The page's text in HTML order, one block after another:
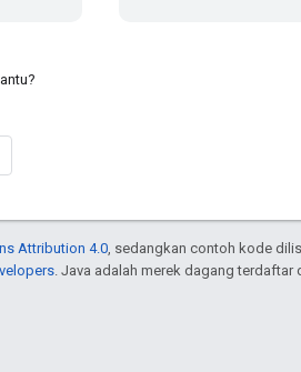
Attribution 4.0 , sedangkan contoh kode
. Java adalah merek dagang terdaftar